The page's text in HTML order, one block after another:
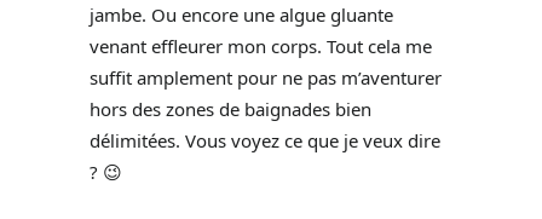
jambe. Ou encore une algue gluante
venant effleurer mon corps. Tout cela me
suffit amplement pour ne pas m’aventurer
hors des zones de baignades bien
délimitées. Vous voyez ce que je veux dire
? 😉